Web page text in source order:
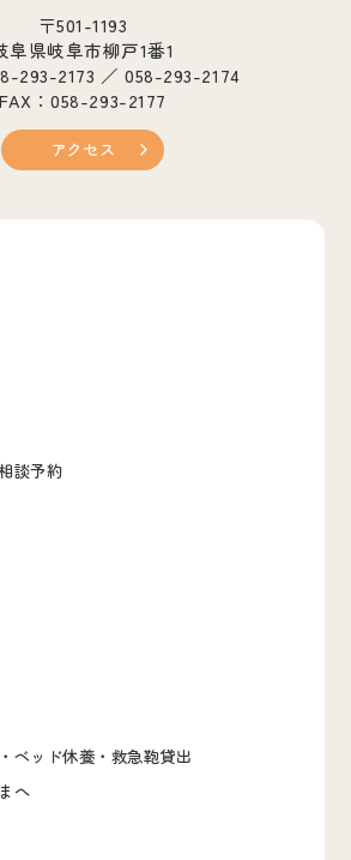
〒501-1193
阜県岐阜市柳戸1番1
293-2173 ／ 058-293-2174
FAX：058-293-2177
アクセス
談予約
ベッド休養・救急鞄貸出
へ